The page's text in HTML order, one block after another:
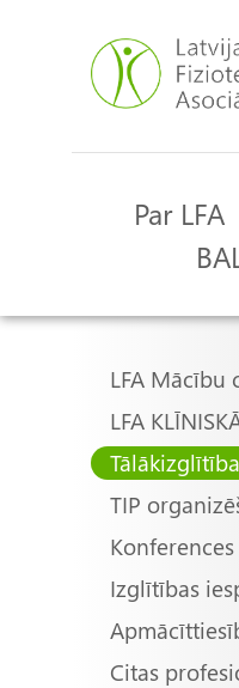
Main
Par LFA
Main
LFA Mācību
LFA
TIP
Konferences
Izglītības
Citas